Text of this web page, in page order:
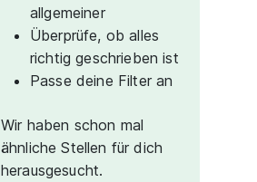
allgemeiner
Überprüfe, ob alles
richtig geschrieben ist
Passe deine Filter an
Wir haben schon mal
ähnliche Stellen für dich
herausgesucht.